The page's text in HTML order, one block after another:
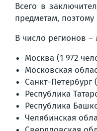
Всего в
предметам,
В число регионов
Москва (1 972
Московская
Санкт-Петербург
Республика
Республика
Челябинская